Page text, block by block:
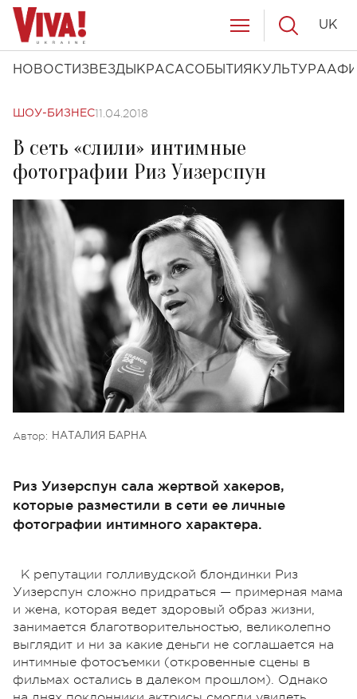
НОВОСТИ ЗВЕЗДЫ КРАСАСОБЫТИЯ КУЛЬТУРА
UK
ШОУ-БИЗНЕС11.04.2018
В сеть «слили» интимные
фотографии Риз Уизерспун
Автор: НАТАЛИЯ БАРНА
Риз Уизерспун сала жертвой хакеров,
которые разместили в сети ее личные
фотографии интимного характера.
К репутации голливудской блондинки Риз
Уизерспун сложно придраться — примерная мама
и жена, которая ведет здоровый образ жизни,
занимается благотворительностью, великолепно
выглядит и ни за какие деньги не соглашается на
интимные фотосъемки (откровенные сцены в
фильмах остались в далеком прошлом). Однако